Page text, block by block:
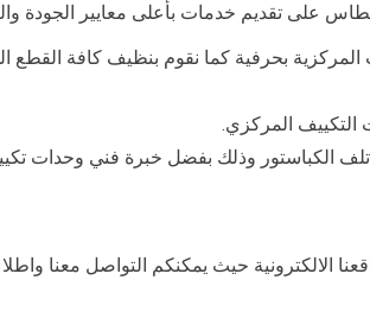
على تقديم خدمات بأعلى معايير الجودة
بحرفية كما نقوم بنظيف كافة القطع
التكييف المركزي.
تلف الكباستور وذلك بفضل خبرة فني وحدات
حيث يمكنكم التواصل معنا